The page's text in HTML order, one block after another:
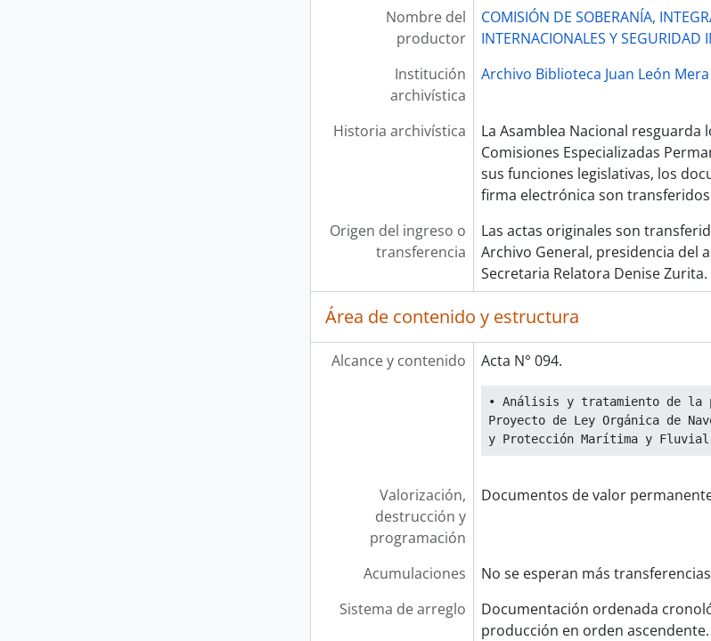
Nombre del
productor
COMISIÓN DE SOBERANÍA,
INTERNACIONALES Y SEGURIDAD
Institución
archivística
Archivo Biblioteca Juan León Mera
Historia archivística
La Asamblea Nacional resguarda
Comisiones Especializadas
sus funciones legislativas, los
firma electrónica son
Origen del ingreso o
transferencia
Las actas originales son
Archivo General, presidencia del
Secretaria Relatora Denise Zurita.
Área de contenido y estructura
Alcance y contenido Acta N° 094.
• Análisis y tratamiento de la
Proyecto de Ley Orgánica de
y Protección Marítima y
Valorización,
destrucción y
programación
Documentos de valor
Acumulaciones
No se esperan más
Sistema de arreglo
Documentación ordenada
producción en orden ascendente.